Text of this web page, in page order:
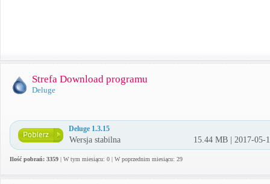
Strefa Download programu
Deluge
Deluge 1.3.15
Wersja stabilna 15.44 MB | 2017-05-
Ilość pobrań: 3359 | W tym miesiącu: 0 | W poprzednim miesiącu: 29